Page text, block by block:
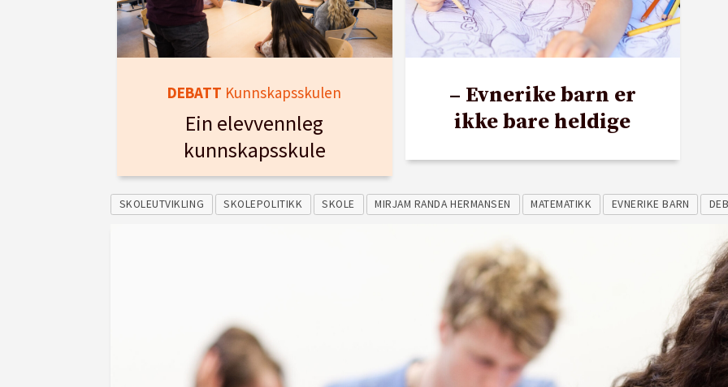
DEBATT Kunnskapsskulen
Ein elevvennleg
kunnskapsskule
– Evnerike barn er
ikke bare heldige
SKOLEUTVIKLING SKOLEPOLITIKK SKOLE MIRJAM RANDA HERMANSEN MATEMATIKK EVNERIKE BARN